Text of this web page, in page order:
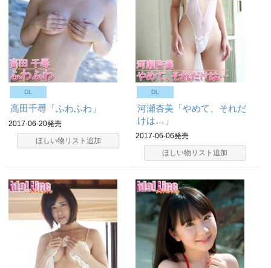
DL
高田千尋「ふわふわ」
2017-06-20発売
ほしい物リスト追加
DL
河瀬杏美「やめて、それだ
けは…」
2017-06-06発売
ほしい物リスト追加